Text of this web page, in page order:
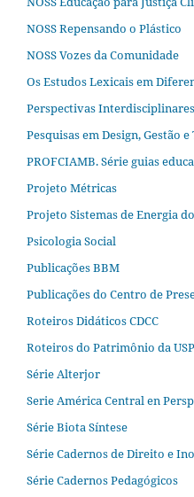
NOSS Repensando o Plástico
NOSS Vozes da Comunidade
Os Estudos Lexicais em
Perspectivas Interdisciplinares
Pesquisas em Design, Gestão
PROFCIAMB. Série guias
Projeto Métricas
Projeto Sistemas de Energia
Psicologia Social
Publicações BBM
Publicações do Centro de
Roteiros Didáticos CDCC
Roteiros do Patrimônio da USP
Série Alterjor
Serie América Central en
Série Biota Síntese
Série Cadernos de Direito e
Série Cadernos Pedagógicos